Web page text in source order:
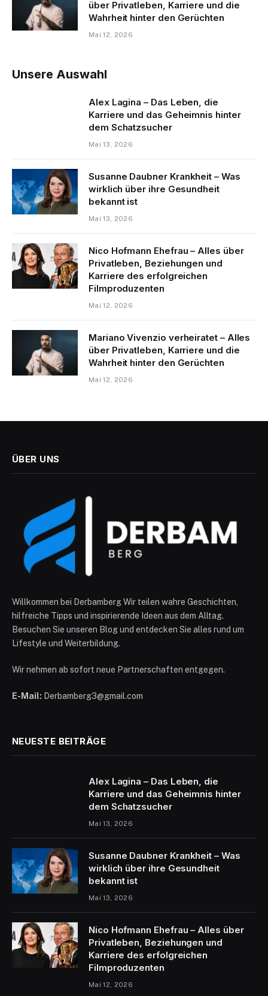
über Privatleben, Karriere und die
Wahrheit hinter den Gerüchten
Mai 12, 2026
Unsere Auswahl
Alex Lagina – Das Leben, die
Karriere und das Geheimnis hinter
dem Schatzsucher
Mai 13, 2026
Susanne Daubner Krankheit – Was
wirklich über ihre Gesundheit
bekannt ist
Mai 13, 2026
Nico Hofmann Ehefrau – Alles über
Privatleben, Beziehungen und
Karriere des erfolgreichen
Filmproduzenten
Mai 12, 2026
Mariano Vivenzio verheiratet – Alles
über Privatleben, Karriere und die
Wahrheit hinter den Gerüchten
Mai 12, 2026
ÜBER UNS
Willkommen bei Derbamberg Wir teilen wahre Geschichten,
hilfreiche Tipps und inspirierende Ideen aus dem Alltag.
Besuchen Sie unseren Blog und entdecken Sie alles rund um
Lifestyle und Weiterbildung.
Wir nehmen ab sofort neue Partnerschaften entgegen.
E-Mail: Derbamberg3@gmail.com
NEUESTE BEITRÄGE
Alex Lagina – Das Leben, die
Karriere und das Geheimnis hinter
dem Schatzsucher
Mai 13, 2026
Susanne Daubner Krankheit – Was
wirklich über ihre Gesundheit
bekannt ist
Mai 13, 2026
Nico Hofmann Ehefrau – Alles über
Privatleben, Beziehungen und
Karriere des erfolgreichen
Filmproduzenten
Mai 12, 2026